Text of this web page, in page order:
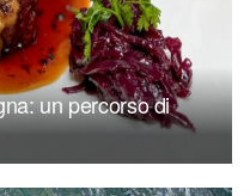
un percorso di